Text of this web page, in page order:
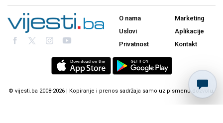
O nama
Uslovi
Privatnost
Marketing
Aplikacije
Kontakt
© vijesti.ba 2008-2026 | Kopiranje i prenos sadržaja samo uz pismenu dozvolu.